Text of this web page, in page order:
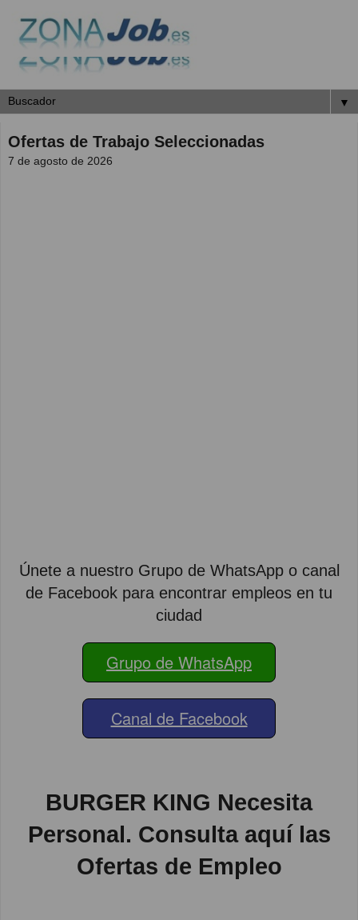
▼
Ofertas de Trabajo Seleccionadas
7 de agosto de 2026
Únete a nuestro Grupo de WhatsApp o canal
de Facebook para encontrar empleos en tu
ciudad
Grupo de WhatsApp
Canal de Facebook
BURGER KING Necesita
Personal. Consulta aquí las
Ofertas de Empleo